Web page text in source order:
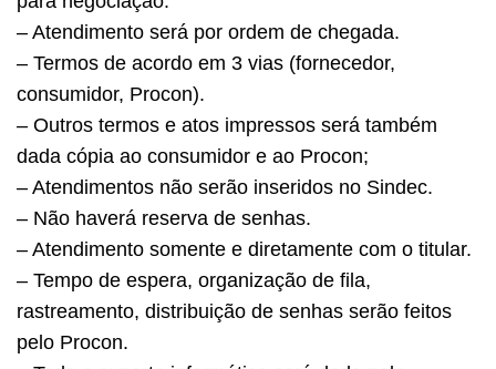
– Atendimento será por ordem de chegada.
– Termos de acordo em 3 vias (fornecedor,
consumidor, Procon).
– Outros termos e atos impressos será também
dada cópia ao consumidor e ao Procon;
– Atendimentos não serão inseridos no Sindec.
– Não haverá reserva de senhas.
– Atendimento somente e diretamente com o titular.
– Tempo de espera, organização de fila,
rastreamento, distribuição de senhas serão feitos
pelo Procon.